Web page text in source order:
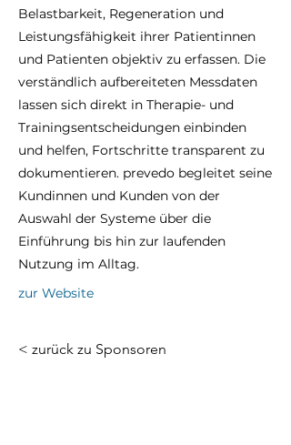
Belastbarkeit, Regeneration und
Leistungsfähigkeit ihrer Patientinnen
und Patienten objektiv zu erfassen. Die
verständlich aufbereiteten Messdaten
lassen sich direkt in Therapie- und
Trainingsentscheidungen einbinden
und helfen, Fortschritte transparent zu
dokumentieren. prevedo begleitet seine
Kundinnen und Kunden von der
Auswahl der Systeme über die
Einführung bis hin zur laufenden
Nutzung im Alltag.
zur Website
< zurück zu Sponsoren